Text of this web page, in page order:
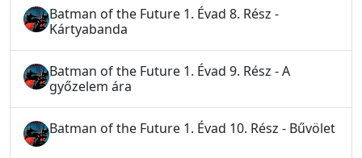
Batman of the Future 1. Évad 8. Rész -
Kártyabanda
Batman of the Future 1. Évad 9. Rész - A
győzelem ára
Batman of the Future 1. Évad 10. Rész - Bűvölet